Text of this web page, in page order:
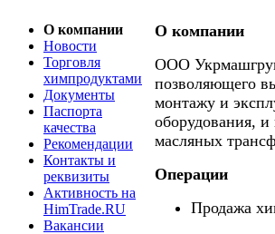
О компании
Новости
Торговля
химпродуктами
Документы
Паспорта
качества
Рекомендации
Контакты и
реквизиты
Активность на
HimTrade.RU
Вакансии
О компании
ООО
позволяющего
монтажу и
оборудования,
масляных
Операции
Продажа